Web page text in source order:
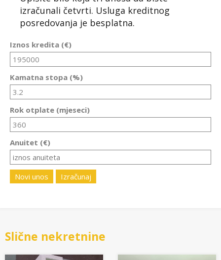
izračunali četvrti. Usluga kreditnog
posredovanja je besplatna.
Iznos kredita (€)
Kamatna stopa (%)
Rok otplate (mjeseci)
Anuitet (€)
Novi unos Izračunaj
Slične nekretnine